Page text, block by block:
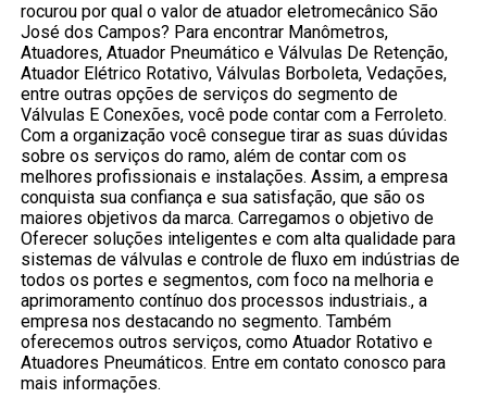
rocurou por qual o valor de atuador eletromecânico São
José dos Campos? Para encontrar Manômetros,
Atuadores, Atuador Pneumático e Válvulas De Retenção,
Atuador Elétrico Rotativo, Válvulas Borboleta, Vedações,
entre outras opções de serviços do segmento de
Válvulas E Conexões, você pode contar com a Ferroleto.
Com a organização você consegue tirar as suas dúvidas
sobre os serviços do ramo, além de contar com os
melhores profissionais e instalações. Assim, a empresa
conquista sua confiança e sua satisfação, que são os
maiores objetivos da marca. Carregamos o objetivo de
Oferecer soluções inteligentes e com alta qualidade para
sistemas de válvulas e controle de fluxo em indústrias de
todos os portes e segmentos, com foco na melhoria e
aprimoramento contínuo dos processos industriais., a
empresa nos destacando no segmento. Também
oferecemos outros serviços, como Atuador Rotativo e
Atuadores Pneumáticos. Entre em contato conosco para
mais informações.